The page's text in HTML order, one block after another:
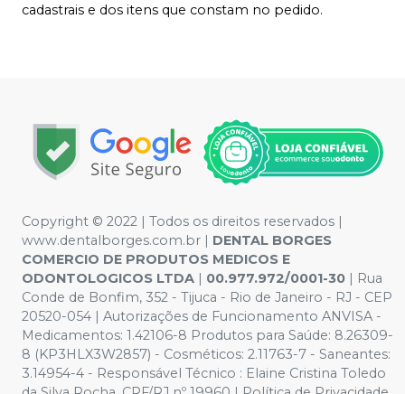
cadastrais e dos itens que constam no pedido.
Copyright © 2022 | Todos os direitos reservados |
www.dentalborges.com.br | DENTAL BORGES
COMERCIO DE PRODUTOS MEDICOS E
ODONTOLOGICOS LTDA | 00.977.972/0001-30 | Rua
Conde de Bonfim, 352 - Tijuca - Rio de Janeiro - RJ - CEP
20520-054 | Autorizações de Funcionamento ANVISA -
Medicamentos: 1.42106-8 Produtos para Saúde: 8.26309-
8 (KP3HLX3W2857) - Cosméticos: 2.11763-7 - Saneantes:
3.14954-4 - Responsável Técnico : Elaine Cristina Toledo